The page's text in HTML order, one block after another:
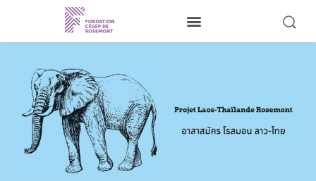
À propos
Nos activités
Pour nos étudiants